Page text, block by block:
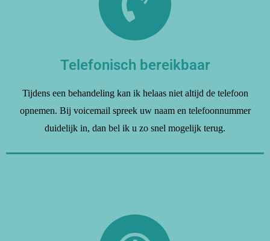
Telefonisch bereikbaar
Tijdens een behandeling kan ik helaas niet altijd de telefoon
opnemen. Bij voicemail spreek uw naam en telefoonnummer
duidelijk in, dan bel ik u zo snel mogelijk terug.